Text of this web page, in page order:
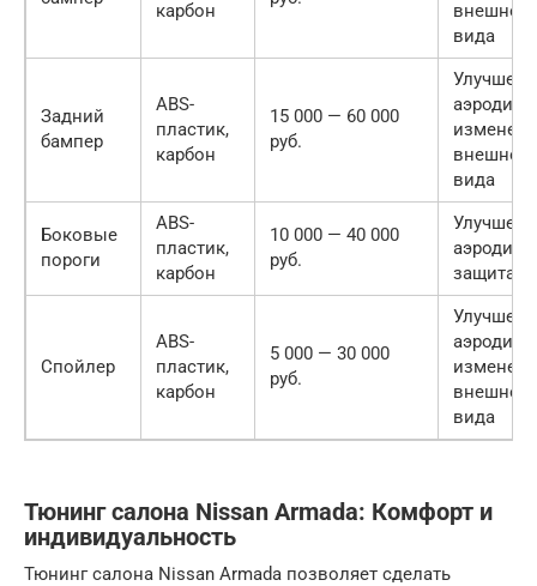
карбон
внешнего
вида
Задний
бампер
ABS-
пластик,
карбон
15 000 — 60 000
руб.
внешнего
вида
Боковые
пороги
ABS-
пластик,
карбон
10 000 — 40 000
руб.
защита
Спойлер
ABS-
пластик,
карбон
5 000 — 30 000
руб.
внешнего
вида
Тюнинг салона Nissan Armada: Комфорт и
индивидуальность
Тюнинг салона Nissan Armada позволяет сделать